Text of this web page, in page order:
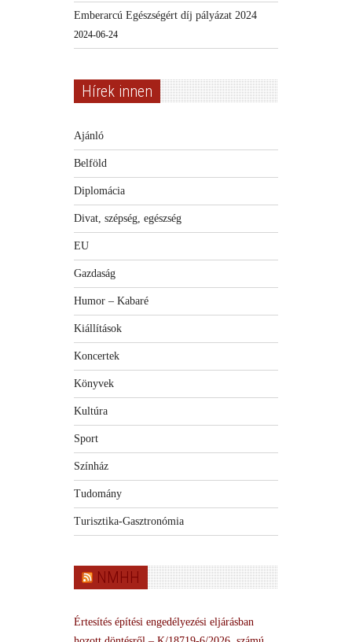
Emberarcú Egészségért díj pályázat 2024
2024-06-24
Hírek innen
Ajánló
Belföld
Diplomácia
Divat, szépség, egészség
EU
Gazdaság
Humor – Kabaré
Kiállítások
Koncertek
Könyvek
Kultúra
Sport
Színház
Tudomány
Turisztika-Gasztronómia
NMHH
Értesítés építési engedélyezési eljárásban